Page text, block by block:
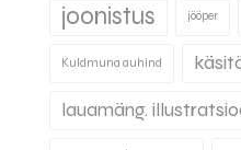
joonistus jööper
Kuldmuna auhind
lauamäng.